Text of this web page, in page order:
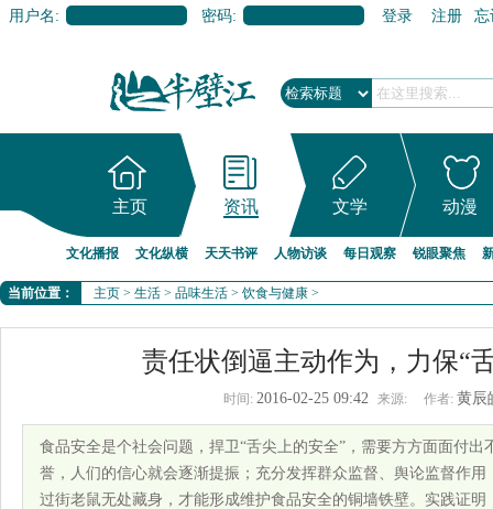
用户名: 密码: 登录 注册 忘
主页 资讯 文学 动漫
文化播报 文化纵横 天天书评 人物访谈 每日观察 锐眼聚焦
当前位置： 主页 > 生活 > 品味生活 > 饮食与健康 >
责任状倒逼主动作为，力保“
时间: 2016-02-25 09:42 来源: 作者: 黄
食品安全是个社会问题，捍卫“舌尖上的安全”，需要方方面面付
誉，人们的信心就会逐渐提振；充分发挥群众监督、舆论监督作
过街老鼠无处藏身，才能形成维护食品安全的铜墙铁壁。实践证明